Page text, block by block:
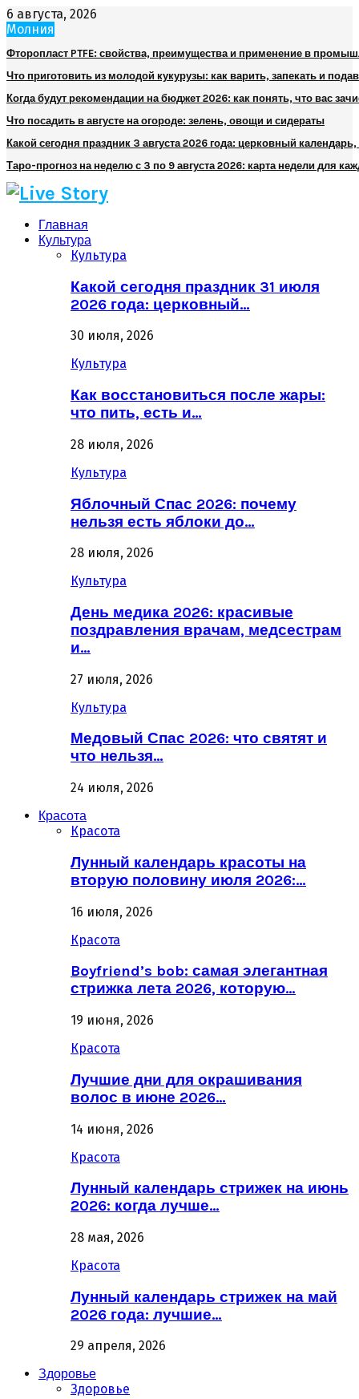
6 августа, 2026
Молния
Фторопласт PTFE: свойства, преимущества и применение в
Что приготовить из молодой кукурузы: как варить, запекать и
Когда будут рекомендации на бюджет 2026: как понять, что вас
Что посадить в августе на огороде: зелень, овощи и сидераты
Какой сегодня праздник 3 августа 2026 года: церковный
Таро-прогноз на неделю с 3 по 9 августа 2026: карта недели для
Главная
Культура
Культура
Какой сегодня праздник 31 июля
2026 года: церковный…
30 июля, 2026
Культура
Как восстановиться после жары:
что пить, есть и…
28 июля, 2026
Культура
Яблочный Спас 2026: почему
нельзя есть яблоки до…
28 июля, 2026
Культура
День медика 2026: красивые
поздравления врачам, медсестрам
и…
27 июля, 2026
Культура
Медовый Спас 2026: что святят и
что нельзя…
24 июля, 2026
Красота
Красота
Лунный календарь красоты на
вторую половину июля 2026:…
16 июля, 2026
Красота
Boyfriend’s bob: самая элегантная
стрижка лета 2026, которую…
19 июня, 2026
Красота
Лучшие дни для окрашивания
волос в июне 2026…
14 июня, 2026
Красота
Лунный календарь стрижек на июнь
2026: когда лучше…
28 мая, 2026
Красота
Лунный календарь стрижек на май
2026 года: лучшие…
29 апреля, 2026
Здоровье
Здоровье